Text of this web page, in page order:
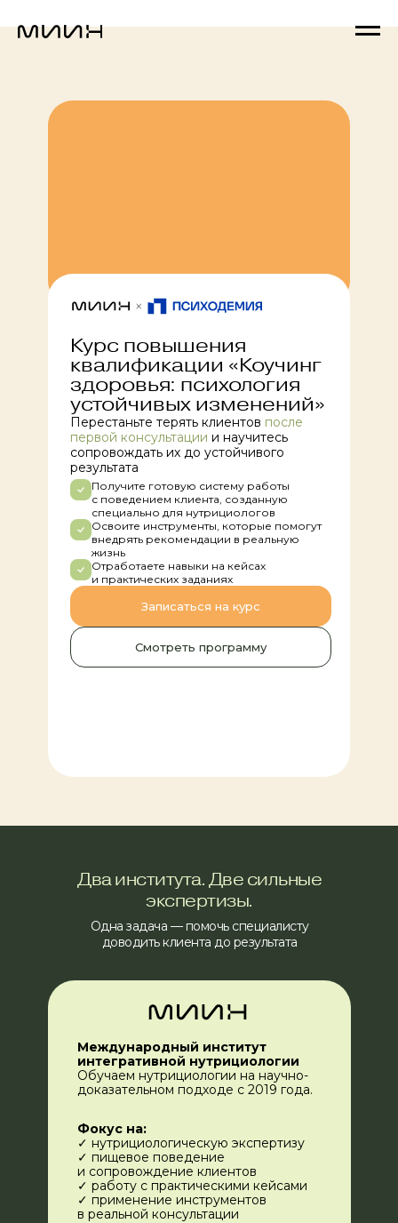
Курс повышения
квалификации «Коучинг
здоровья: психология
устойчивых изменений»
Перестаньте терять клиентов после
первой консультации и научитесь
сопровождать их до устойчивого
результата
Получите готовую систему работы
с поведением клиента, созданную
специально для нутрициологов
Освоите инструменты, которые помогут
внедрять рекомендации в реальную
жизнь
Отработаете навыки на кейсах
и практических заданиях
Записаться на курс
Смотреть программу
Два института. Две сильные
экспертизы.
Одна задача — помочь специалисту
доводить клиента до результата
Фокус на:
✓ нутрициологическую экспертизу
✓ пищевое поведение
и сопровождение клиентов
✓ работу с практическими кейсами
✓ применение инструментов
в реальной консультации
Международный институт
интегративной нутрициологии
Обучаем нутрициологии на научно-
доказательном подходе с 2019 года.